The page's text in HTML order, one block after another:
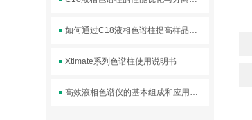
如何通过C18液相色谱柱提高样品分析精度？
Xtimate系列色谱柱使用说明书
高效液相色谱仪的基本组成和应用说明